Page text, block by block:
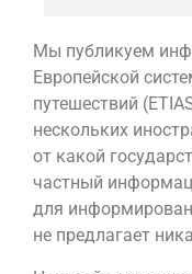
Мы публикуем
Европейской
путешествий
нескольких
от какой
частный
для
не предлагает